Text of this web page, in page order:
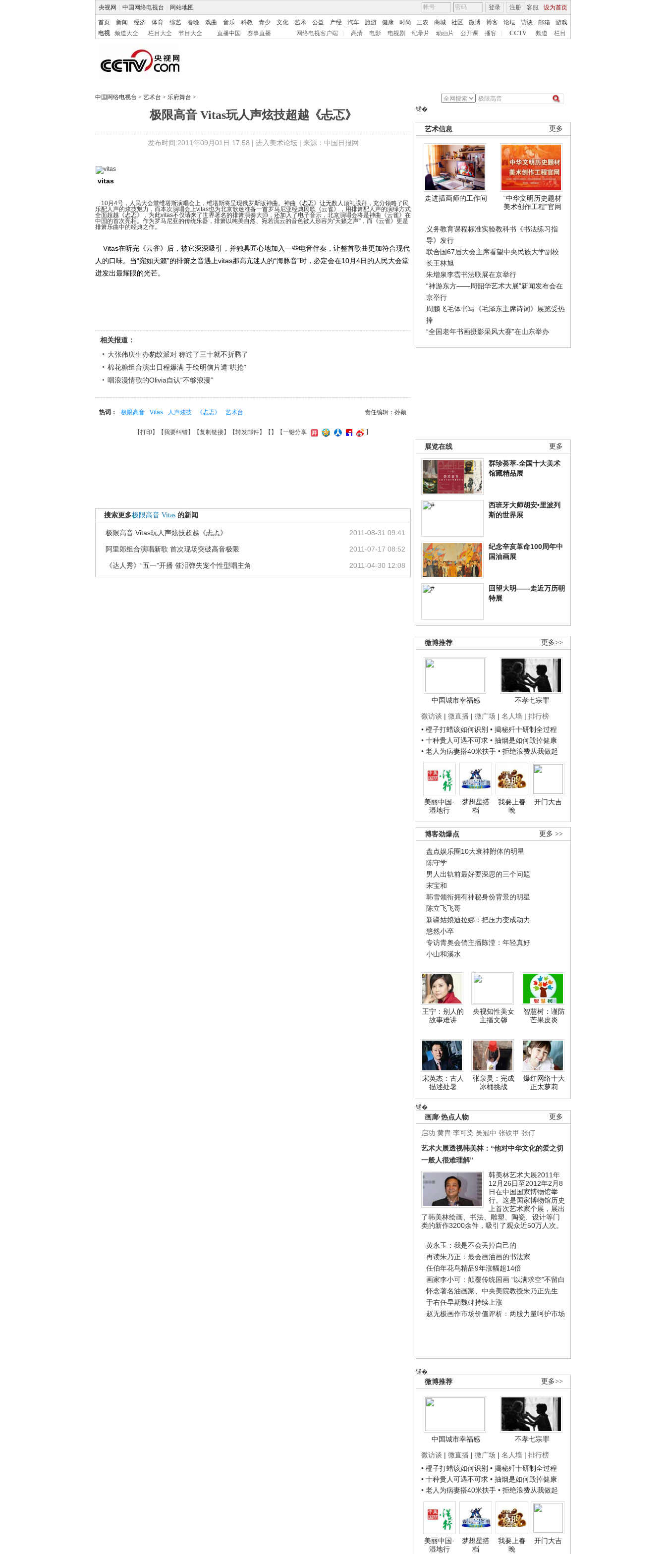
央视网 中国网络电视台 网站地图 客服 设为首页
登录 注册
首页 新闻 经济 体育 综艺 春晚 戏曲 音乐 科教 青少 文化 艺术 公益 产经 汽车 旅游 健康 时尚 三农 商城 社区 微博 博客 论坛 访谈 邮箱
游戏
电视
频道大全 栏目大全 节目大全 直播中国 赛事直播 网络电视客户端 高清 电影 电视剧 纪录片 动画片 公开课 播客 CCTV 频道 栏目
中国网络电视台 > 艺术台 > 乐府舞台 >
极限高音 Vitas玩人声炫技超越《忐忑》
发布时间:2011年09月01日 17:58 | 进入美术论坛| 来源：中国日报网
锘�
更多
艺术信息
走进插画师的工作间
“中华文明历史题材
美术创作工程”官网
义务教育课程标准实验教科书《书法练习指
导》发行
联合国67届大会主席看望中央民族大学副校
长王林旭
朱增泉李霑书法联展在京举行
“神游东方——周韶华艺术大展”新闻发布会在
京举行
周鹏飞毛体书写《毛泽东主席诗词》展览受热
捧
“全国老年书画摄影采风大赛”在山东举办
更多
展览在线
群珍荟萃-全国十大美术
馆藏精品展
西班牙大师胡安•里波列
斯的世界展
纪念辛亥革命100周年中
国油画展
回望大明——走近万历朝
特展
更多>>
微博推荐
中国城市幸福感
不孝七宗罪
微访谈 | 微直播 | 微广场 | 名人墙 | 排行榜
• 橙子打蜡该如何识别 • 揭秘歼十研制全过程
• 十种贵人可遇不可求 • 抽烟是如何毁掉健康
• 老人为病妻搭40米扶手 • 拒绝浪费从我做起
美丽中国·
湿地行
梦想星搭
档
我要上春
晚
开门大吉
更多 >>
博客劲爆点
盘点娱乐圈10大衰神附体的明星
陈守学
男人出轨前最好要深思的三个问题
宋宝和
韩雪领衔拥有神秘身份背景的明星
陈立飞飞哥
新疆姑娘迪拉娜：把压力变成动力
悠然小卒
专访青奥会俏主播陈滢：年轻真好
小山和溪水
王宁：别人的
故事难讲
央视知性美女
主播文馨
智慧树：谨防
芒果皮炎
宋英杰：古人
描述处暑
张泉灵：完成
冰桶挑战
爆红网络十大
正太萝莉
锘�
更多
画廊·热点人物
启功 黄胄 李可染 吴冠中 张铁甲 张仃
艺术大展透视韩美林：“他对中华文化的爱之切
一般人很难理解”
韩美林艺术大展2011年
12月26日至2012年2月8
日在中国国家博物馆举
行。这是国家博物馆历史
上首次艺术家个展，展出
了韩美林绘画、书法、雕塑、陶瓷、设计等门
类的新作3200余件，吸引了观众近50万人次。
黄永玉：我是不会丢掉自己的
再读朱乃正：最会画油画的书法家
任伯年花鸟精品9年涨幅超14倍
画家李小可：颠覆传统国画 “以满求空”不留白
怀念著名油画家、中央美院教授朱乃正先生
于右任早期魏碑持续上涨
赵无极画作市场价值评析：两股力量呵护市场
锘�
更多>>
微博推荐
中国城市幸福感
不孝七宗罪
微访谈 | 微直播 | 微广场 | 名人墙 | 排行榜
• 橙子打蜡该如何识别 • 揭秘歼十研制全过程
• 十种贵人可遇不可求 • 抽烟是如何毁掉健康
• 老人为病妻搭40米扶手 • 拒绝浪费从我做起
美丽中国·
湿地行
梦想星搭
档
我要上春
晚
开门大吉
vitas
10月4号，人民大会堂维塔斯演唱会上，维塔斯将呈现俄罗斯版神曲。神曲《忐忑》让无数人顶礼膜拜，充分领略了民
乐配人声的炫技魅力，而本次演唱会上vitas也为北京歌迷准备一首罗马尼亚经典民歌《云雀》，用排箫配人声的演绎方式
全面超越《忐忑》，为此vitas不仅请来了世界著名的排箫演奏大师，还加入了电子音乐，北京演唱会将是神曲《云雀》在
中国的首次亮相。作为罗马尼亚的传统乐器，排箫以纯美自然、宛若流云的音色被人形容为“天籁之声”，而《云雀》更是
排箫乐曲中的经典之作。
Vitas在听完《云雀》后，被它深深吸引，并独具匠心地加入一些电音伴奏，让整首歌曲更加符合现代
人的口味。当“宛如天籁”的排箫之音遇上vitas那高亢迷人的“海豚音”时，必定会在10月4日的人民大会堂
迸发出最耀眼的光芒。
相关报道：
大张伟庆生办豹纹派对 称过了三十就不折腾了
棉花糖组合演出日程爆满 手绘明信片遭“哄抢”
唱浪漫情歌的Olivia自认“不够浪漫”
责任编辑：孙颖
热词： 极限高音 Vitas 人声炫技 《忐忑》 艺术台
【打印 】【我要纠错】【复制链接】【转发邮件】【 】 【一键分享 】
搜索更多极限高音 Vitas 的新闻
2011-08-31 09:41
极限高音 Vitas玩人声炫技超越《忐忑》
2011-07-17 08:52
阿里郎组合演唱新歌 首次现场突破高音极限
2011-04-30 12:08
《达人秀》“五一”开播 催泪弹失宠个性型唱主角